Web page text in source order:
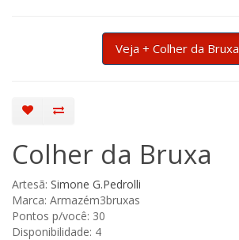
Veja + Colher da Bruxa
Colher da Bruxa
Artesã: Simone G.Pedrolli
Marca: Armazém3bruxas
Pontos p/você: 30
Disponibilidade: 4